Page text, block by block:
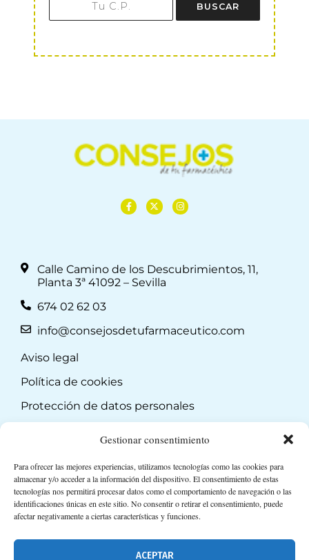
Gestionar consentimiento
Para ofrecer las mejores experiencias, utilizamos tecnologías como las cookies para
almacenar y/o acceder a la información del dispositivo. El consentimiento de estas
tecnologías nos permitirá procesar datos como el comportamiento de navegación o las
identificaciones únicas en este sitio. No consentir o retirar el consentimiento, puede
afectar negativamente a ciertas características y funciones.
ACEPTAR
BUSCAR
Calle Camino de los Descubrimientos, 11,
Planta 3ª 41092 – Sevilla
674 02 62 03
info@consejosdetufarmaceutico.com
Aviso legal
Política de cookies
Protección de datos personales